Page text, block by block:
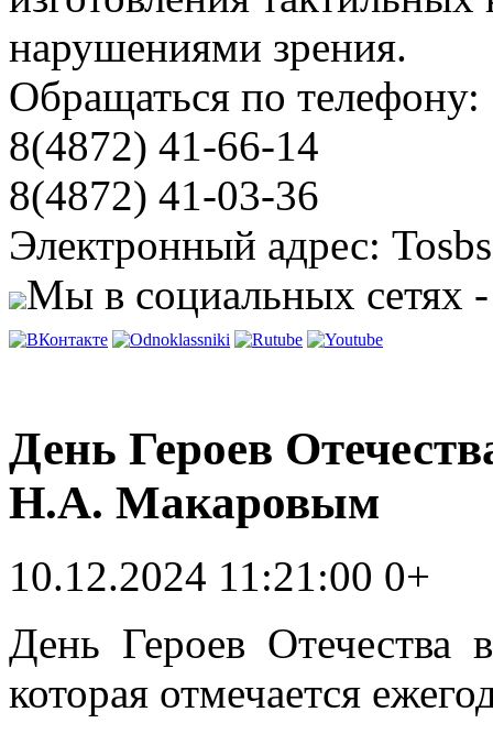
нарушениями зрения.
Обращаться по телефону:
8(4872) 41-66-14
8(4872) 41-03-36
Электронный адрес:
Мы в социальных сетях
День Героев
Н.А. Макаровым
10.12.2024 11:21:00 0+
День Героев Отечества
которая отмечается